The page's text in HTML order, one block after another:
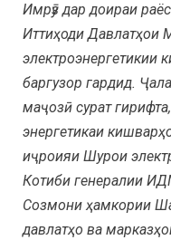
Имрӯз дар доираи
Иттиҳоди Давлатҳои
баргузор гардид.
маҷозӣ сурат
энергетикаи
иҷроияи Шурои
Котиби генералии
Созмони ҳамкории
давлатҳо ва